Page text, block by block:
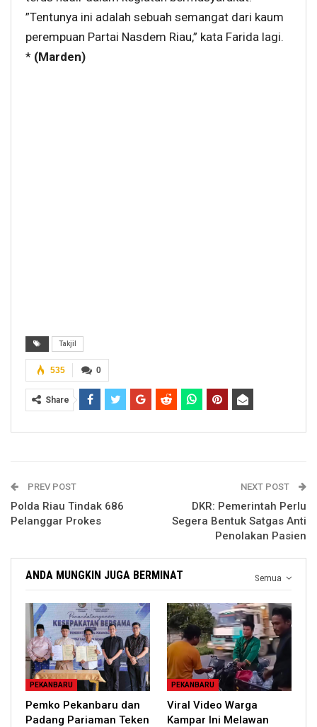
”Tentunya ini adalah sebuah semangat dari kaum
perempuan Partai Nasdem Riau,” kata Farida lagi.
* (Marden)
Takjil
0
535
Share
PREV POST
Polda Riau Tindak 686
Pelanggar Prokes
NEXT POST
DKR: Pemerintah Perlu
Segera Bentuk Satgas Anti
Penolakan Pasien
Semua
ANDA MUNGKIN JUGA BERMINAT
PEKANBARU
Pemko Pekanbaru dan
Padang Pariaman Teken
PEKANBARU
Viral Video Warga
Kampar Ini Melawan